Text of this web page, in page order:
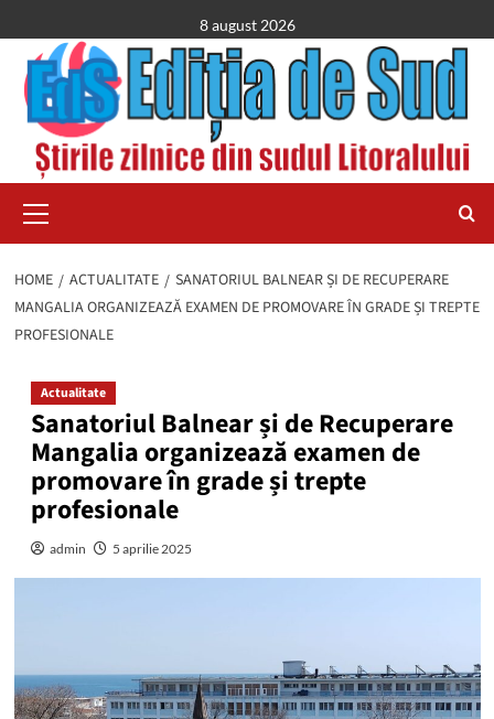
to
content
8 august 2026
Menu
HOME ACTUALITATE
SANATORIUL BALNEAR ȘI DE RECUPERARE
MANGALIA ORGANIZEAZĂ EXAMEN DE PROMOVARE ÎN GRADE ȘI TREPTE
PROFESIONALE
Actualitate
Sanatoriul Balnear și de Recuperare
Mangalia organizează examen de
promovare în grade și trepte
profesionale
admin 5 aprilie 2025